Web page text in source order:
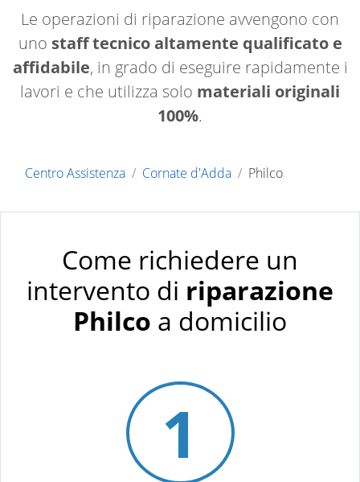
Le operazioni di riparazione avvengono con
uno staff tecnico altamente qualificato e
affidabile, in grado di eseguire rapidamente i
lavori e che utilizza solo materiali originali
100%.
Centro Assistenza Cornate d'Adda Philco
Come richiedere un
intervento di riparazione
Philco a domicilio
1